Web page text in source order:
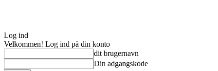
Log ind
Velkommen! Log ind på din konto
dit brugernavn
Din adgangskode